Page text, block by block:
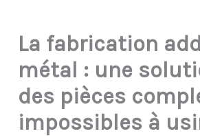
La fabrication
métal : une
des pièces
impossibles à